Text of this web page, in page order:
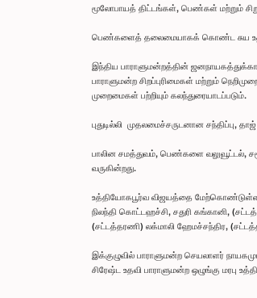
மூலோபாயத் திட்டங்கள், பெண்கள் மற்றும்
பெண்களைத் தலைமையாகக் கொண்ட சுய
இந்திய பாராளுமன்றத்தின்
பாராளுமன்ற சிறப்புரிமைகள் மற்றும்
முறைமைகள் பற்றியும் கலந்துரையாடப்படும்.
புதுடில்லி முதலமைச்சருடனான
பாலின சமத்துவம், பெண்களை வலுவூட்டல்,
வருகின்றது.
உத்தியோகபூர்வ விஜயத்தை மேற்கொண்டுள்ள
நிலந்தி கொட்டஹச்சி, சதுரி கங்கானி,
(சட்டத்தரணி) லக்மாலி ஹேமச்சந்திர,
இக்குழுவில் பாராளுமன்ற செயலாளர்
சிரேஷ்ட உதவி பாராளுமன்ற ஒழுங்கு